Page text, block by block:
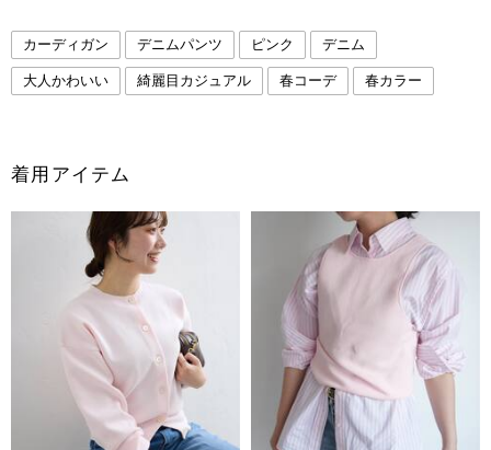
カーディガン デニムパンツ ピンク デニム
大人かわいい 綺麗目カジュアル 春コーデ 春カラー
着用アイテム